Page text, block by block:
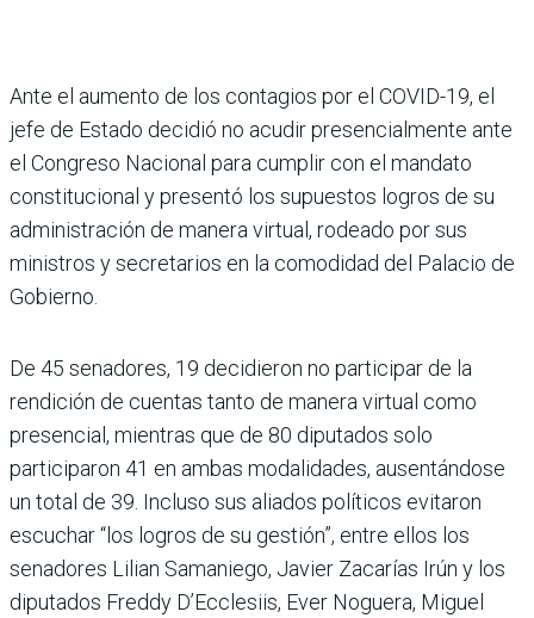
Ante el aumento de los contagios por el COVID-19, el
jefe de Estado decidió no acudir presencialmente ante
el Congreso Nacional para cumplir con el mandato
constitucional y presentó los supuestos logros de su
administración de manera virtual, rodeado por sus
ministros y secretarios en la comodidad del Palacio de
Gobierno.
De 45 senadores, 19 decidieron no participar de la
rendición de cuentas tanto de manera virtual como
presencial, mientras que de 80 diputados solo
participaron 41 en ambas modalidades, ausentándose
un total de 39. Incluso sus aliados políticos evitaron
escuchar “los logros de su gestión”, entre ellos los
senadores Lilian Samaniego, Javier Zacarías Irún y los
diputados Freddy D’Ecclesiis, Ever Noguera, Miguel